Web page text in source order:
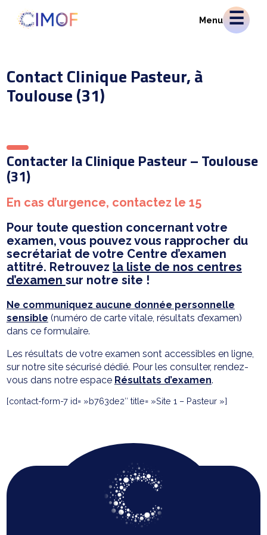
Menu
Contact Clinique Pasteur, à
Toulouse (31)
Contacter la Clinique Pasteur – Toulouse
(31)
En cas d’urgence, contactez le 15
Pour toute question concernant votre
examen, vous pouvez vous rapprocher du
secrétariat de votre Centre d’examen
attitré. Retrouvez la liste de nos centres
d’examen sur notre site !
Ne communiquez aucune donnée personnelle
sensible (numéro de carte vitale, résultats d’examen)
dans ce formulaire.
Les résultats de votre examen sont accessibles en ligne,
sur notre site sécurisé dédié. Pour les consulter, rendez-
vous dans notre espace Résultats d’examen.
[contact-form-7 id= »b763de2″ title= »Site 1 – Pasteur »]